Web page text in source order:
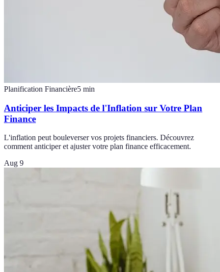
Planification Financière5 min
Anticiper les Impacts de l'Inflation sur Votre Plan
Finance
L'inflation peut bouleverser vos projets financiers. Découvrez
comment anticiper et ajuster votre plan finance efficacement.
Aug 9